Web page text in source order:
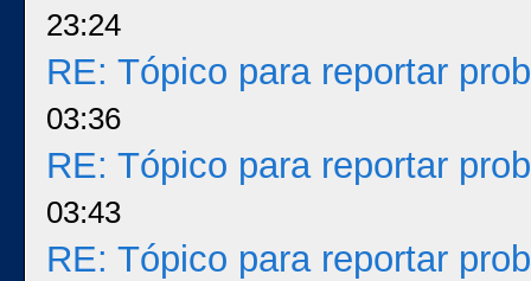
23:24
RE: Tópico para reportar
03:36
RE: Tópico para reportar
03:43
RE: Tópico para reportar